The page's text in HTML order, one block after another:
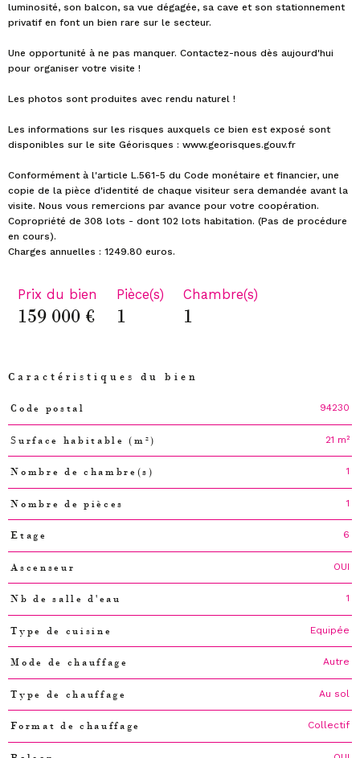
luminosité, son balcon, sa vue dégagée, sa cave et son stationnement
privatif en font un bien rare sur le secteur.
Une opportunité à ne pas manquer. Contactez-nous dès aujourd'hui
pour organiser votre visite !
Les photos sont produites avec rendu naturel !
Les informations sur les risques auxquels ce bien est exposé sont
disponibles sur le site Géorisques : www.georisques.gouv.fr
Conformément à l'article L.561-5 du Code monétaire et financier, une
copie de la pièce d'identité de chaque visiteur sera demandée avant la
visite. Nous vous remercions par avance pour votre coopération.
Copropriété de 308 lots - dont 102 lots habitation. (Pas de procédure
en cours).
Prix du bien
159 000 €
Pièce(s)
1
Chambre(s)
1
Caractéristiques du bien
Caractéristiques
Code postal 94230
Surface habitable (m²) 21 m²
Nombre de chambre(s) 1
Nombre de pièces 1
Etage 6
Ascenseur OUI
Nb de salle d'eau 1
Type de cuisine Equipée
Mode de chauffage Autre
Type de chauffage Au sol
Format de chauffage Collectif